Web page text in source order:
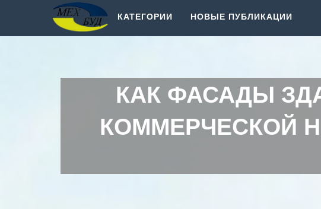
НОВЫЕ ПУБЛИКАЦИИ
КАТЕГОРИИ
КАК ФАСАДЫ
КОММЕРЧЕСКОЙ